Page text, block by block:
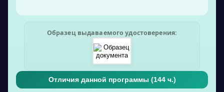
Образец выдаваемого удостоверения:
Отличия данной программы (144ч.)